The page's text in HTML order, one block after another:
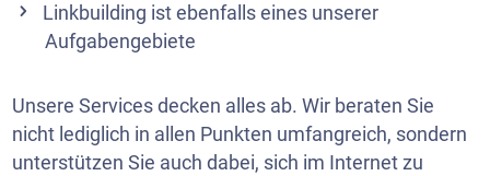
Linkbuilding ist ebenfalls eines unserer
Aufgabengebiete
Unsere Services decken alles ab. Wir beraten Sie
nicht lediglich in allen Punkten umfangreich, sondern
unterstützen Sie auch dabei, sich im Internet zu